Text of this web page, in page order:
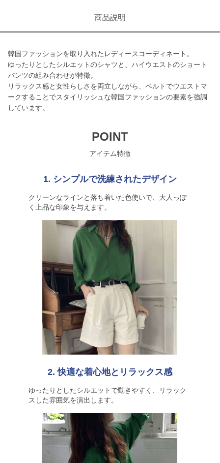
商品説明
韓国ファッションを取り入れたレディースコーディネート。
ゆったりとしたシルエットのシャツと、ハイウエストのショート
パンツの組み合わせが特徴。
リラックス感と女性らしさを両立しながら、ベルトでウエストマ
ークすることでスタイリッシュな韓国ファッションの要素を強調
しています。
POINT
アイテム特徴
1. シンプルで洗練されたデザイン
クリーンなラインと落ち着いた色使いで、大人っぽ
く上品な印象を与えます。
2. 快適な着心地とリラックス感
ゆったりとしたシルエットで動きやすく、リラック
スした雰囲気を演出します。